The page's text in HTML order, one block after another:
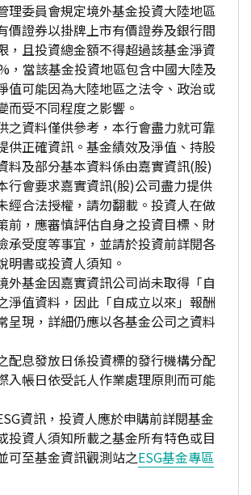
理委員會規定境外基金投資大陸地區
價證券以掛牌上市有價證券及銀行間
，且投資總金額不得超過該基金淨資
，當該基金投資地區包含中國大陸及
值可能因為大陸地區之法令、政治或
而受不同程度之影響。
之資料僅供參考，本行會盡力就可靠
供正確資訊。基金績效及淨值、持股
料及部分基本資料係由嘉實資訊(股)
行會要求嘉實資訊(股)公司盡力提供
經合法授權，請勿翻載。投資人在做
前，應審慎評估自身之投資目標、財
承受度等事宜，並請於投資前詳閱各
明書或投資人須知。
外基金因嘉實資訊公司尚未取得「自
淨值資料，因此「自成立以來」報酬
呈現，詳細仍應以各基金公司之資料
配息發放日係投資標的發行機構分配
入帳日依受託人作業處理原則而可能
資訊，投資人應於申購前詳閱基金
投資人須知所載之基金所有特色或目
可至基金資訊觀測站之ESG基金專區